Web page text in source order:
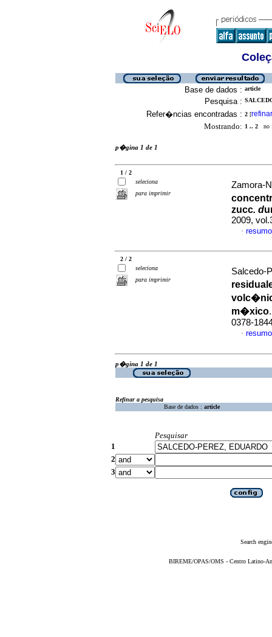
Base de dados : article
Pesquisa :
Refer�ncias encontradas : 2 [refinar
Mostrando: 1 .. 2 no
p�gina 1 de 1
1 / 2
seleciona
para imprimir
Zamora-
zucc. d
2009,
·
2 / 2
seleciona
para imprimir
Salcedo-
m�xico
0378-
·
p�gina 1 de 1
Refinar a pesquisa
Base de dados : article
Pesquisar
1
2
3
Search
BIREME/OPAS/OMS - Centro Latino-